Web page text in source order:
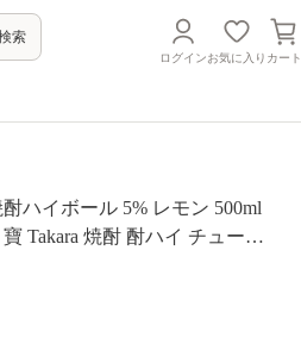
索
ログインお気に入り カート
ハイボール 5% レモン 500ml
Takara 焼酎 酎ハイ チューハ
自宅用 日常使い 普段使い 送料
リン体ゼロ 糖質ゼロ 甘味料ゼ